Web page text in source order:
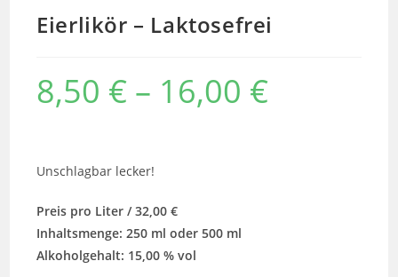
Eierlikör – Laktosefrei
8,50 € – 16,00 €
Unschlagbar lecker!
Preis pro Liter / 32,00 €
Inhaltsmenge: 250 ml oder 500 ml
Alkoholgehalt: 15,00 % vol